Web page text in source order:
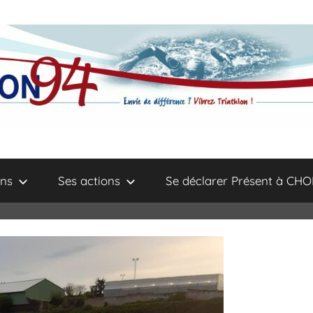
Ses actions Se déclarer Présent à